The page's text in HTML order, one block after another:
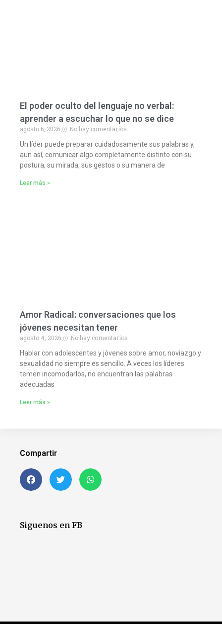
El poder oculto del lenguaje no verbal:
aprender a escuchar lo que no se dice
agosto 6, 2026
No hay comentarios
Un líder puede preparar cuidadosamente sus palabras y,
aun así, comunicar algo completamente distinto con su
postura, su mirada, sus gestos o su manera de
Leer más »
Amor Radical: conversaciones que los
jóvenes necesitan tener
agosto 4, 2026
No hay comentarios
Hablar con adolescentes y jóvenes sobre amor, noviazgo y
sexualidad no siempre es sencillo. A veces los líderes
temen incomodarlos, no encuentran las palabras
adecuadas
Leer más »
Compartir
Siguenos en FB